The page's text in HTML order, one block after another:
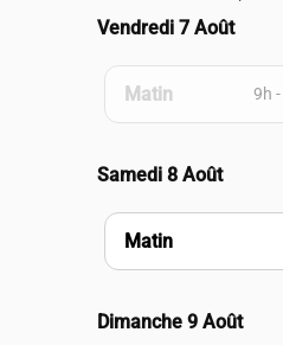
Vendredi 7 Août
Matin 9h
Samedi 8 Août
Matin
Dimanche 9 Août